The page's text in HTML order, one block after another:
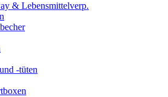
& Lebensmittelverp.
-tüten